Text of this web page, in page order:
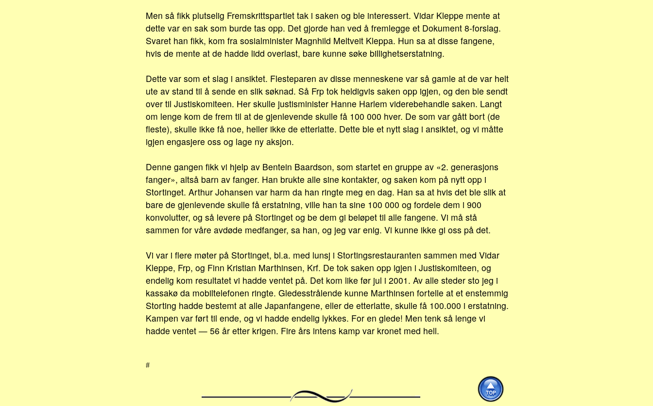
Men så fikk plutselig Fremskrittspartiet tak i saken og ble interessert. Vidar Kleppe mente at
dette var en sak som burde tas opp. Det gjorde han ved å fremlegge et Dokument 8-forslag.
Svaret han fikk, kom fra sosialminister Magnhild Meltveit Kleppa. Hun sa at disse fangene,
hvis de mente at de hadde lidd overlast, bare kunne søke billighetserstatning.
Dette var som et slag i ansiktet. Flesteparen av disse menneskene var så gamle at de var helt
ute av stand til å sende en slik søknad. Så Frp tok heldigvis saken opp igjen, og den ble sendt
over til Justiskomiteen. Her skulle justisminister Hanne Harlem viderebehandle saken. Langt
om lenge kom de frem til at de gjenlevende skulle få 100 000 hver. De som var gått bort (de
fleste), skulle ikke få noe, heller ikke de etterlatte. Dette ble et nytt slag i ansiktet, og vi måtte
igjen engasjere oss og lage ny aksjon.
Denne gangen fikk vi hjelp av Bentein Baardson, som startet en gruppe av «2. generasjons
fanger», altså barn av fanger. Han brukte alle sine kontakter, og saken kom på nytt opp i
Stortinget. Arthur Johansen var harm da han ringte meg en dag. Han sa at hvis det ble slik at
bare de gjenlevende skulle få erstatning, ville han ta sine 100 000 og fordele dem i 900
konvolutter, og så levere på Stortinget og be dem gi beløpet til alle fangene. Vi må stå
sammen for våre avdøde medfanger, sa han, og jeg var enig. Vi kunne ikke gi oss på det.
Vi var i flere møter på Stortinget, bl.a. med lunsj i Stortingsrestauranten sammen med Vidar
Kleppe, Frp, og Finn Kristian Marthinsen, Krf. De tok saken opp igjen i Justiskomiteen, og
endelig kom resultatet vi hadde ventet på. Det kom like før jul i 2001. Av alle steder sto jeg i
kassakø da mobiltelefonen ringte. Gledesstrålende kunne Marthinsen fortelle at et enstemmig
Storting hadde bestemt at alle Japanfangene, eller de etterlatte, skulle få 100.000 i erstatning.
Kampen var ført til ende, og vi hadde endelig lykkes. For en glede! Men tenk så lenge vi
hadde ventet — 56 år etter krigen. Fire års intens kamp var kronet med hell.
#